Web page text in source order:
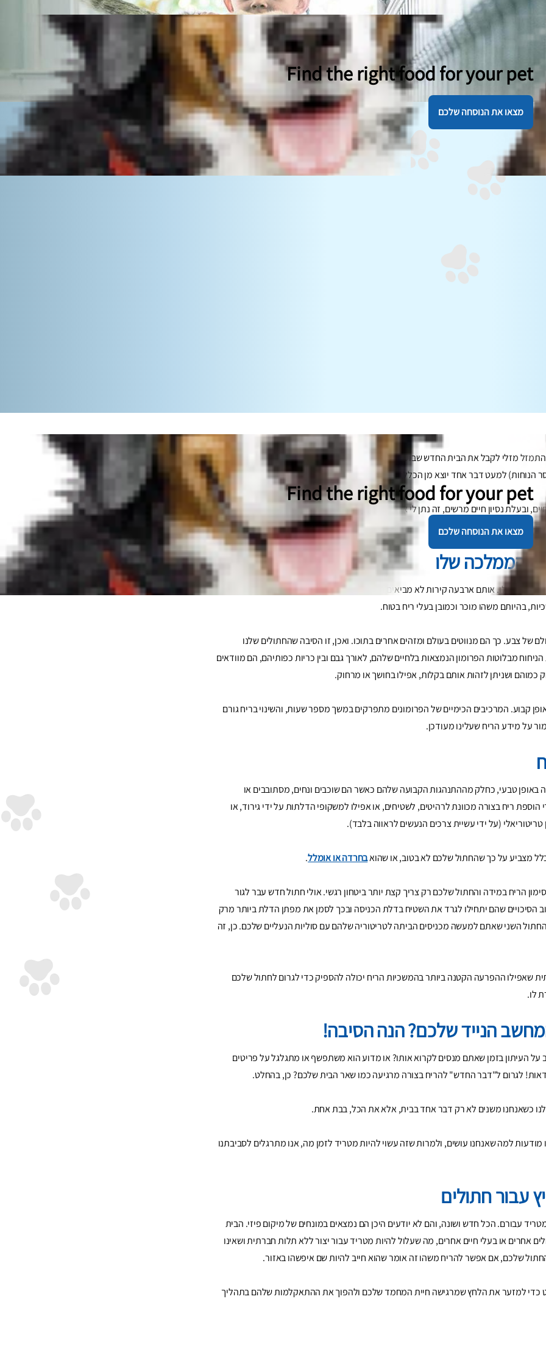
Find the right food for your pet
מצאו את הנוסחה שלכם
Find the right food for your pet
מצאו את הנוסחה שלכם
מזלי לקבל את הבית החדש שבוע לפני שהייתי צריכה לעזוב את הישן. זה לא אומר שזה
הנוחות) למעט דבר אחד יוצא מן הכלל, מאוד משמעותי.
ובעלת נסיון חיים מרשים, זה נתן לי את ההזדמנות לבדוק תיאוריה על מעבר דירה עם חתול
הממלכה שלו
שלו. אותם ארבעה קירות לא מביאים רק בטחון פיזי, ומציעים הגנה ומחסה, הם גם
בהיותם משהו מוכר וכמובן בעלי ריח בטוח.
של צבע. כך הם מנווטים בעולם ומזהים אחרים בתוכו. ואכן, זו הסיבה שהחתולים שלנו
מבלוטות הפרומון הנמצאות בלחיים שלהם, לאורך גבם ובין כריות כפותיהם, הם מוודאים
ושניתן לזהות אותם בקלות, אפילו בחושך או מרחוק.
קבוע. המרכיבים הכימיים של הפרומונים מתפרקים במשך מספר שעות, והשינוי בריח גורם
על מידע הריח שעלינו מעודכן.
באופן טבעי, כחלק מההתנהגות הקבועה שלהם כאשר הם שוכבים ונחים, מסתובבים או
ריח בצורה מכוונת לרהיטים, לשטיחים, או אפילו למשקופי הדלתות על ידי גירוד, או
טריטוריאלי (על ידי עשיית צרכים הנעשים לראווה בלבד).
מצביע על כך שהחתול שלכם לא בטוב, או שהואבחרדה או אומלל.
הריח במידה והחתול שלכם רק צריך קצת יותר ביטחון רגשי. אולי חתול חדש עבר לגור
הסיכויים שהם יתחילו לגרד את השטיח בדלת הכניסה ובכך לסמן את מפתן הדלת ביותר מרק
השני שאתם למעשה מכניסים הביתה לטריטוריה שלהם עם סוליות הנעליים שלכם. כן, זה
שאפילו ההפרעה הקטנה ביותר בהמשכיות הריח יכולה להספיק כדי לגרום לחתול שלכם
לו.
הנייד שלכם? הנה הסיבה!
העיתון בזמן שאתם מנסים לקרוא אותו? או מדוע הוא משתפשף או מתגלגל על פריטים
לגרום ל"דבר החדש" להריח בצורה מרגיעה כמו שאר הבית שלכם? כן, בהחלט.
כשאנחנו משנים לא רק דבר אחד בבית, אלא את הכל, בבת אחת.
למה שאנחנו עושים, ולמרות שזה עשוי להיות מטריד לזמן מה, אנו מתרגלים לסביבתנו
עבור חתולים
עבורם. הכל חדש ושונה, והם לא יודעים היכן הם נמצאים במונחים של מיקום פיזי. הבית
אחרים או בעלי חיים אחרים, מה שעלול להיות מטריד עבור יצור ללא תלות חברתית ושאינו
שלכם, אם אפשר להריח משהו זה אומר שהוא חייב להיות שם איפשהו באזור.
כדי למזער את הלחץ שמרגישה חיית המחמד שלכם ולהפוך את ההתאקלמות שלהם בתהליך